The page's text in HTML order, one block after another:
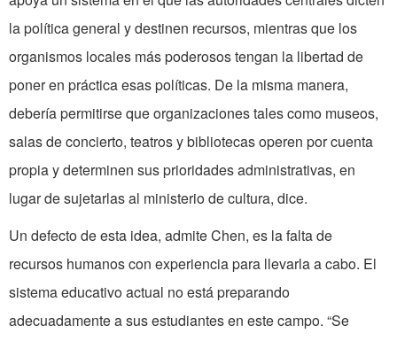
la política general y destinen recursos, mientras que los
organismos locales más poderosos tengan la libertad de
poner en práctica esas políticas. De la misma manera,
debería permitirse que organizaciones tales como museos,
salas de concierto, teatros y bibliotecas operen por cuenta
propia y determinen sus prioridades administrativas, en
lugar de sujetarlas al ministerio de cultura, dice.
Un defecto de esta idea, admite Chen, es la falta de
recursos humanos con experiencia para llevarla a cabo. El
sistema educativo actual no está preparando
adecuadamente a sus estudiantes en este campo. “Se